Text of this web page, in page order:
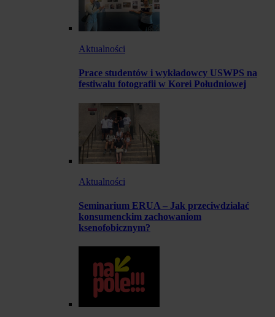
Aktualności
Prace studentów i wykładowcy USWPS na
festiwalu fotografii w Korei Południowej
Aktualności
Seminarium ERUA – Jak przeciwdziałać
konsumenckim zachowaniom
ksenofobicznym?